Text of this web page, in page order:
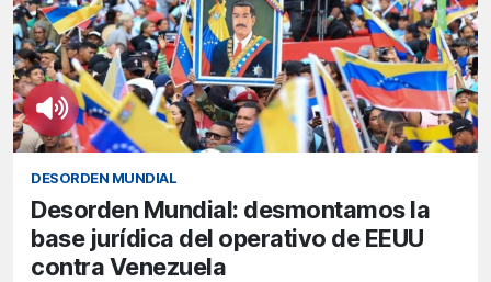
DESORDEN MUNDIAL
Desorden Mundial: desmontamos la
base jurídica del operativo de EEUU
contra Venezuela